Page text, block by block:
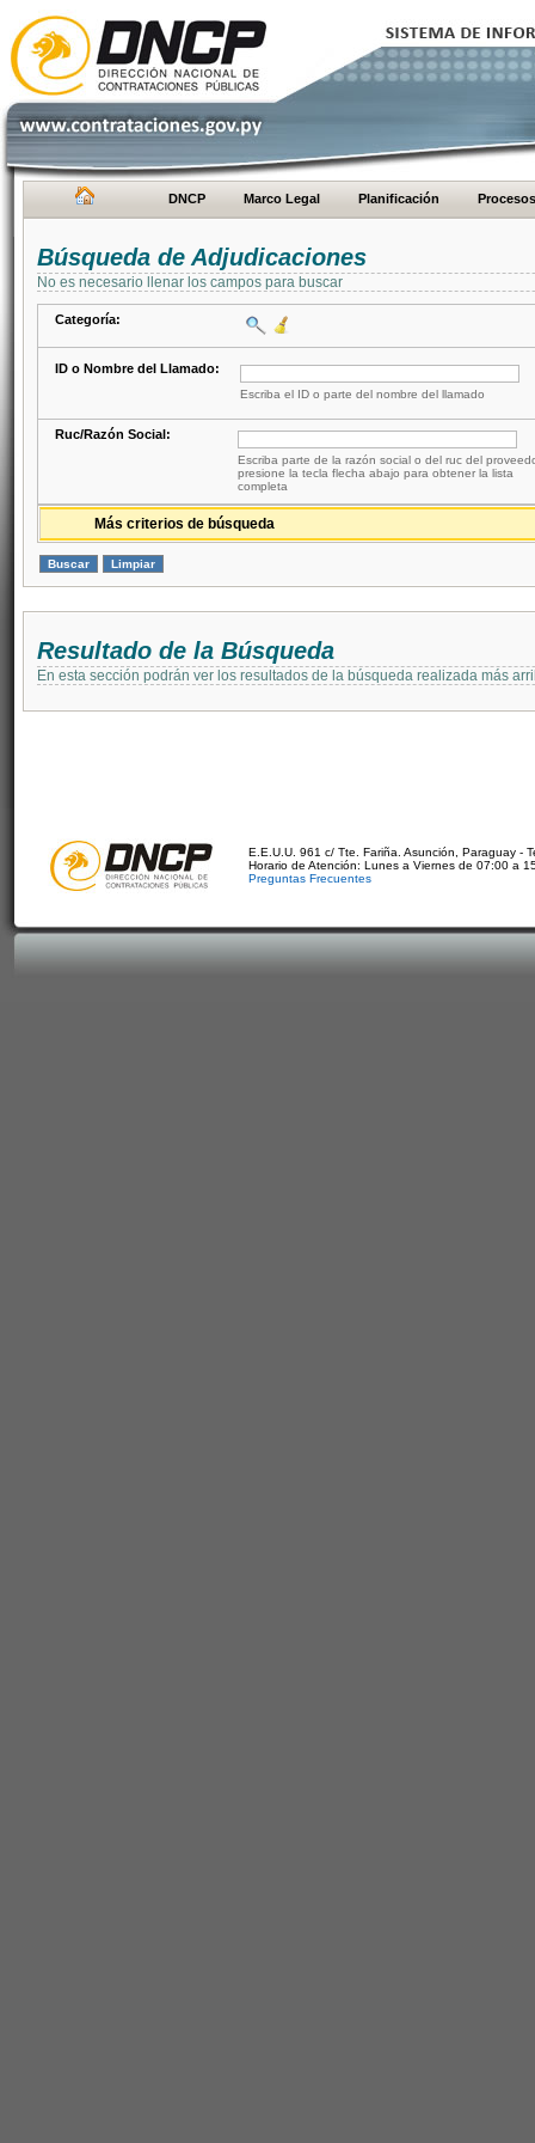
DNCP Marco Legal Planificación Procesos
Búsqueda de Adjudicaciones
No es necesario llenar los campos para buscar
Categoría:
ID o Nombre del Llamado:
Escriba el ID o parte del nombre del llamado
Ruc/Razón Social:
Escriba parte de la razón social o del ruc del
presione la tecla flecha abajo para obtener la lista
completa
Más criterios de búsqueda
Resultado de la Búsqueda
En esta sección podrán ver los resultados de la búsqueda realizada más
E.E.U.U. 961 c/ Tte. Fariña. Asunción, Paraguay -
Horario de Atención: Lunes a Viernes de 07:00 a
Preguntas Frecuentes